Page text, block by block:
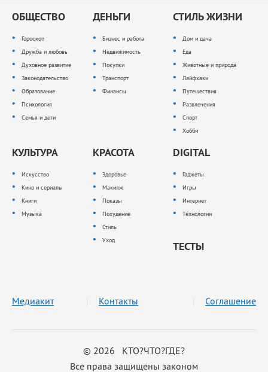
ОБЩЕСТВО
Гороскоп
Дружба и любовь
Духовное развитие
Законодательство
Образование
Психология
Семья и дети
ДЕНЬГИ
Бизнес и работа
Недвижимость
Покупки
Транспорт
Финансы
СТИЛЬ ЖИЗНИ
Дом и дача
Еда
Животные и природа
Лайфхаки
Путешествия
Развлечения
Спорт
Хобби
КУЛЬТУРА
Искусство
Кино и сериалы
Книги
Музыка
КРАСОТА
Здоровье
Макияж
Показы
Похудение
Стиль
Уход
DIGITAL
Гаджеты
Игры
Интернет
Технологии
ТЕСТЫ
© 2026 КТО?ЧТО?ГДЕ?
Все права защищены законом
Медиакит Контакты Соглашение